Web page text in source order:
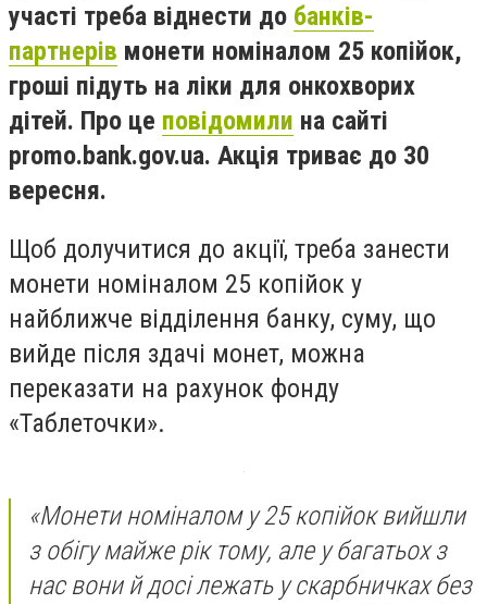
участі треба віднести до банків-
партнерів монети номіналом 25 копійок,
гроші підуть на ліки для онкохворих
дітей. Про це повідомили на сайті
promo.bank.gov.ua. Акція триває до 30
вересня.
Щоб долучитися до акції, треба занести
монети номіналом 25 копійок у
найближче відділення банку, суму, що
вийде після здачі монет, можна
переказати на рахунок фонду
«Таблеточки».
«Монети номіналом у 25 копійок вийшли
з обігу майже рік тому, але у багатьох з
нас вони й досі лежать у скарбничках без